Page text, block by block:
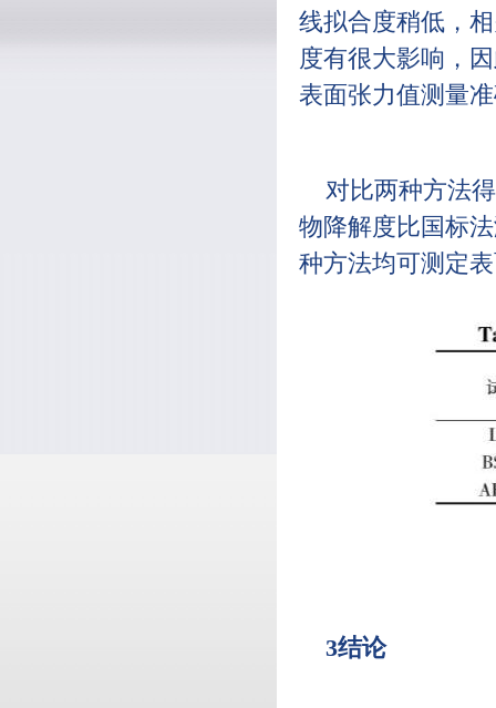
线拟合度稍低，
度有很大影响，
表面张力值测量
对比两种方法
物降解度比国标
种方法均可测定
3结论